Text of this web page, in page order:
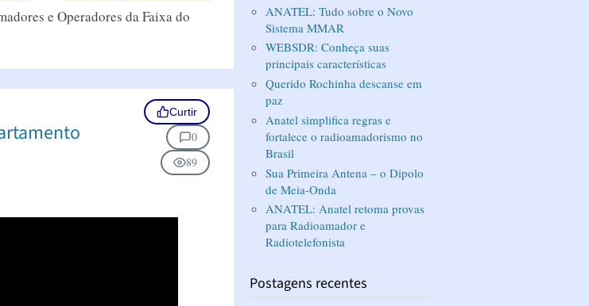
e Operadores da Faixa do
Curtir
0
89
ANATEL: Tudo sobre o Novo
Sistema MMAR
WEBSDR: Conheça suas
principais características
Querido Rochinha descanse em
paz
Anatel simplifica regras e
fortalece o radioamadorismo no
Brasil
Sua Primeira Antena – o Dipolo
de Meia-Onda
ANATEL: Anatel retoma provas
para Radioamador e
Radiotelefonista
Postagens recentes